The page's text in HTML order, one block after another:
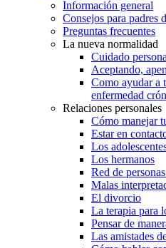
Información general
Consejos para padres
Preguntas frecuentes
La nueva normalidad
Cuidado
Aceptando,
Como ayudar a
enfermedad
Relaciones personales
Cómo manejar
Estar en
Los
Los hermanos
Red de
Malas
El divorcio
La terapia para
Pensar de
Las amistades